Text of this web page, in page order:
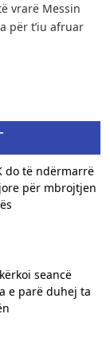
vrarë Messin
për t’iu afruar
do të ndërmarrë
për mbrojtjen
seancë
e parë duhej ta